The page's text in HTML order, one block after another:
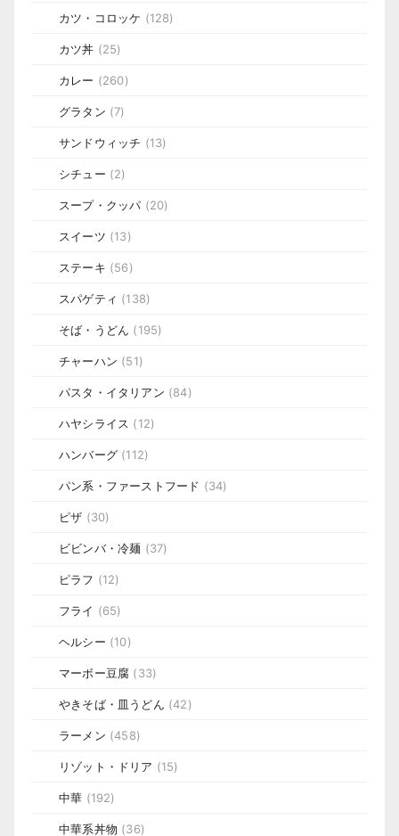
カツ・コロッケ (128)
カツ丼 (25)
カレー (260)
グラタン (7)
サンドウィッチ (13)
シチュー (2)
スープ・クッパ (20)
スイーツ (13)
ステーキ (56)
スパゲティ (138)
そば・うどん (195)
チャーハン (51)
パスタ・イタリアン (84)
ハヤシライス (12)
ハンバーグ (112)
パン系・ファーストフード (34)
ピザ (30)
ビビンバ・冷麺 (37)
ピラフ (12)
フライ (65)
ヘルシー (10)
マーボー豆腐 (33)
やきそば・皿うどん (42)
ラーメン (458)
リゾット・ドリア (15)
中華 (192)
中華系丼物 (36)